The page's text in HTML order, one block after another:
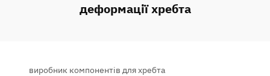
деформації хребта
виробник компонентів для хребта